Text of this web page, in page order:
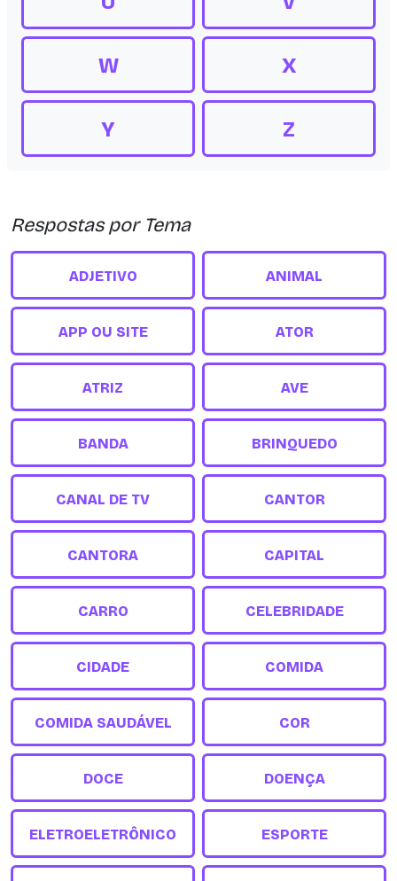
W X
Y Z
Respostas por Tema
ADJETIVO ANIMAL
APP OU SITE ATOR
ATRIZ AVE
BANDA BRINQUEDO
CANAL DE TV CANTOR
CANTORA CAPITAL
CARRO CELEBRIDADE
CIDADE COMIDA
COMIDA SAUDÁVEL COR
DOCE DOENÇA
ELETROELETRÔNICO ESPORTE